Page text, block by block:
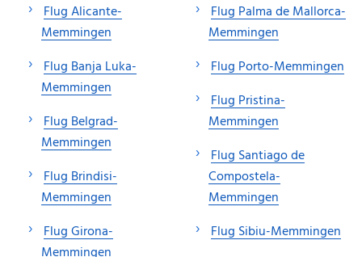
Flug Alicante-
Memmingen
Flug Banja Luka-
Memmingen
Flug Belgrad-
Memmingen
Flug Brindisi-
Memmingen
Flug Girona-
Flug Palma de Mallorca-
Memmingen
Flug Porto-Memmingen
Flug Pristina-
Memmingen
Flug Santiago de
Compostela-
Memmingen
Flug Sibiu-Memmingen